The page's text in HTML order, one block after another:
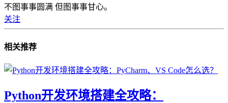
不图事事圆满 但图事事甘心。
关注
相关推荐
Python开发环境搭建全攻略：